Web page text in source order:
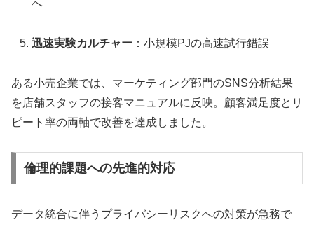
へ
迅速実験カルチャー ：小規模PJの高速試行錯誤
ある小売企業では、マーケティング部門のSNS分析結果
を店舗スタッフの接客マニュアルに反映。顧客満足度とリ
ピート率の両軸で改善を達成しました。
倫理的課題への先進的対応
データ統合に伴うプライバシーリスクへの対策が急務で